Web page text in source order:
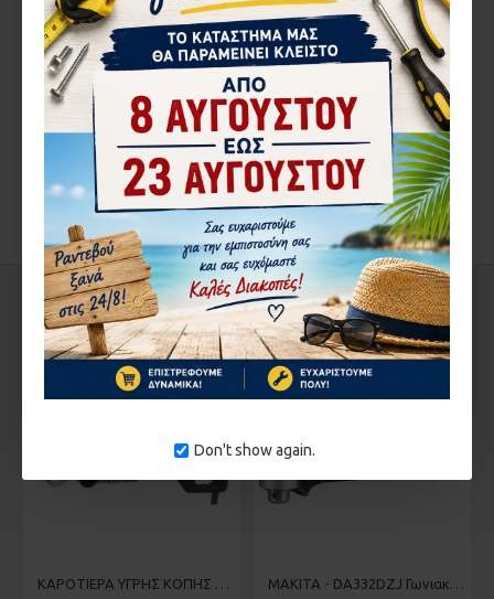
Don't show again.
Λάμα BIM για γυψοσανίδα DUAL-TEC 53mm B-69777 Ειδική
λάμα για γυψοσανίδες, χάρη στη γεωμετρία της επιτρέπει
ακριβείς κοπές χωρίς κραδασμούς.
ΑΞΙΟΛΟΓΉΣΕΙΣ
MAKITA B-69777
ΑΠΌ ΤΟΝ ΊΔΙΟ ΚΑΤΑΣΚΕΥΑΣΤΉ ΣΤΗΝ ΄ΙΔΙΑ ΚΑΤΗΓΟΡΊΑ
ΚΑΤΌΠΙΝ ΠΑΡΑΓΓΕΛΊΑΣ
KΑΡΟΤΙΕΡΑ ΥΓΡΗΣ ΚΟΠΗΣ ΧΩΡΙΣ ΒΑΣΗ ΑΝΑΡΤΗΣΗΣ MAKITA DBM131
ΚΑΤΌΠΙΝ ΠΑΡΑΓΓΕΛΊΑΣ
MAKITA - DA332DZJ Γωνιακό Δραπανοκατσάβιδο 10.8V σε Makpac (Solo) (#DA332DZJ)